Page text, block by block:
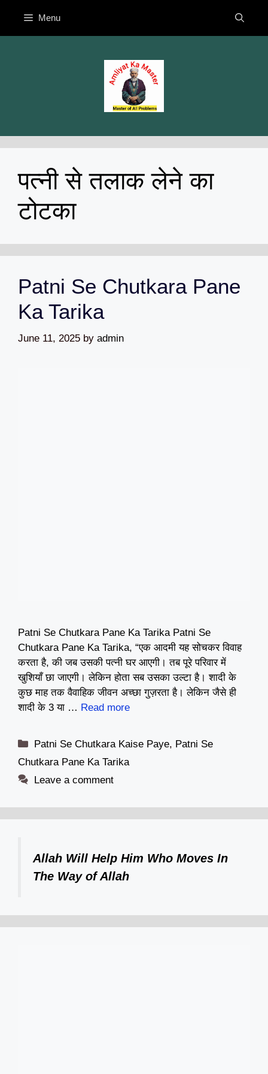
content
Menu
पत्नी से तलाक लेने का
टोटका
Patni Se Chutkara Pane
Ka Tarika
June 11, 2025 by admin
Patni Se Chutkara Pane Ka Tarika Patni Se
Chutkara Pane Ka Tarika, “एक आदमी यह सोचकर विवाह
करता है, की जब उसकी पत्नी घर आएगी। तब पूरे परिवार में
खुशियाँ छा जाएगी। लेकिन होता सब उसका उल्टा है। शादी के
कुछ माह तक वैवाहिक जीवन अच्छा गुज़रता है। लेकिन जैसे ही
शादी के 3 या … Read more
Categories
Patni Se Chutkara Kaise Paye, Patni Se
Chutkara Pane Ka Tarika
Leave a comment
Allah Will Help Him Who Moves In
The Way of Allah